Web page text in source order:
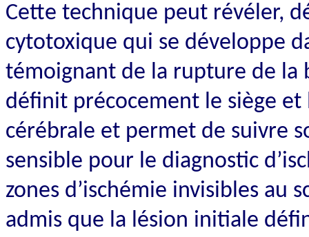
Cette technique peut révéler,
cytotoxique qui se développe
témoignant de la rupture de la
définit précocement le siège et
cérébrale et permet de suivre
sensible pour le diagnostic
zones d’ischémie invisibles au
admis que la lésion initiale